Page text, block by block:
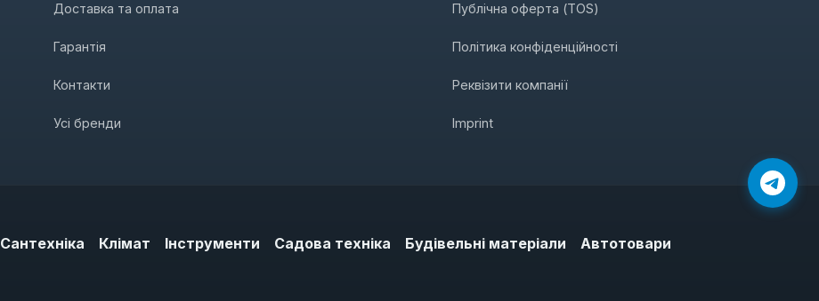
Доставка та оплата
Гарантія
Контакти
Усі бренди
Публічна оферта (TOS)
Політика конфіденційності
Реквізити компанії
Imprint
Сантехніка Клімат Інструменти Садова техніка Будівельні матеріали Автотовари